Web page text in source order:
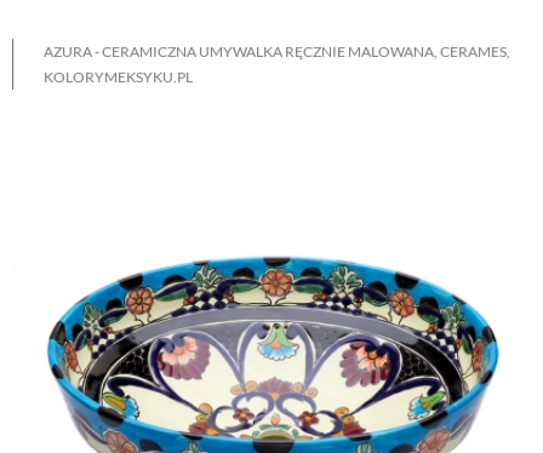
AZURA - CERAMICZNA UMYWALKA RĘCZNIE MALOWANA, CERAMES,
KOLORYMEKSYKU.PL